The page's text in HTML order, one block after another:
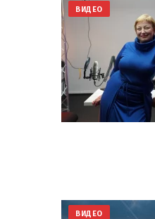
ВИДЕО
ВИДЕО